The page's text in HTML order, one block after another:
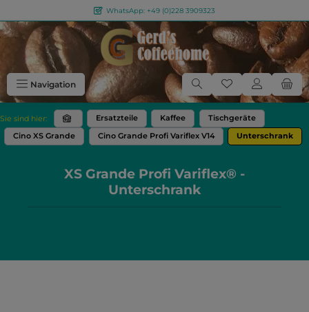
Zum Hauptinhalt springenWhatsApp: +49 (0)228 3909323
Navigation Du hast 0
Sie sind hier: Ersatzteile Kaffee
Tischgeräte
Cino XS Grande
Cino Grande Profi Variflex V14 Unterschrank
XS Grande Profi Variflex® -
Unterschrank